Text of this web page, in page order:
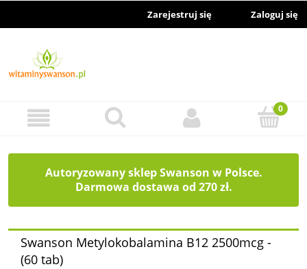
Zarejestruj się Zaloguj się
Autoryzowany sklep Swanson w Polsce.
Darmowa dostawa od 270 zł.
Swanson Metylokobalamina B12 2500mcg -
(60 tab)